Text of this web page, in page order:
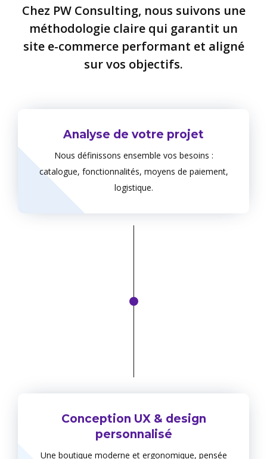
Chez PW Consulting, nous suivons une
méthodologie claire qui garantit un
site e-commerce performant et aligné
sur vos objectifs.
Analyse de votre projet
Nous définissons ensemble vos besoins :
catalogue, fonctionnalités, moyens de paiement,
logistique.
Conception UX & design
personnalisé
Une boutique moderne et ergonomique, pensée